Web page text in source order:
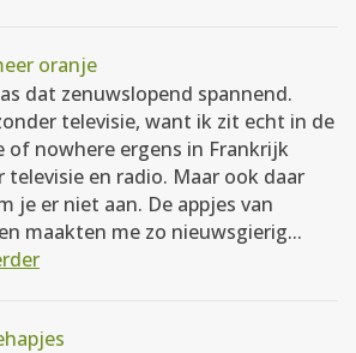
oranje
dat zenuwslopend spannend.
televisie, want ik zit echt in de
of nowhere ergens in Frankrijk
televisie en radio. Maar ook daar
je er niet aan. De appjes van
maakten me zo nieuwsgierig...